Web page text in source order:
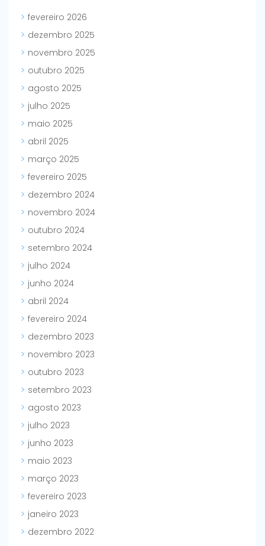
fevereiro 2026
dezembro 2025
novembro 2025
outubro 2025
agosto 2025
julho 2025
maio 2025
abril 2025
março 2025
fevereiro 2025
dezembro 2024
novembro 2024
outubro 2024
setembro 2024
julho 2024
junho 2024
abril 2024
fevereiro 2024
dezembro 2023
novembro 2023
outubro 2023
setembro 2023
agosto 2023
julho 2023
junho 2023
maio 2023
março 2023
fevereiro 2023
janeiro 2023
dezembro 2022